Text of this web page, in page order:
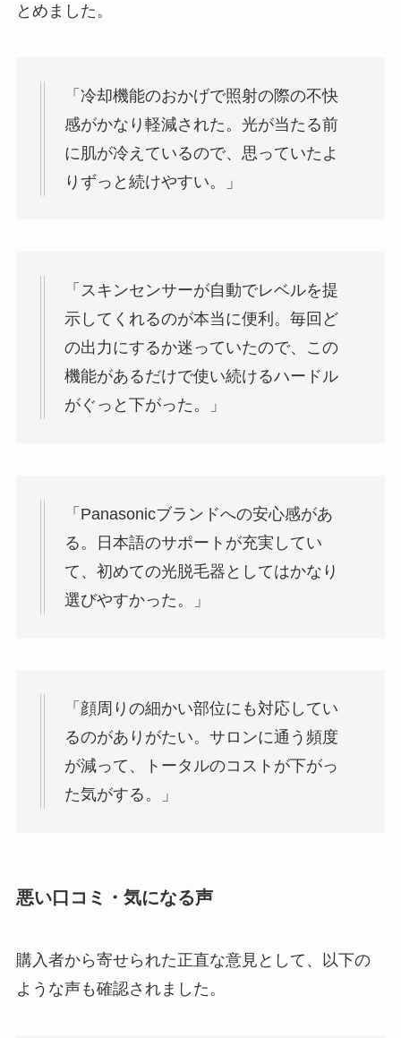
とめました。
「冷却機能のおかげで照射の際の不快
感がかなり軽減された。光が当たる前
に肌が冷えているので、思っていたよ
りずっと続けやすい。」
「スキンセンサーが自動でレベルを提
示してくれるのが本当に便利。毎回ど
の出力にするか迷っていたので、この
機能があるだけで使い続けるハードル
がぐっと下がった。」
「Panasonicブランドへの安心感があ
る。日本語のサポートが充実してい
て、初めての光脱毛器としてはかなり
選びやすかった。」
「顔周りの細かい部位にも対応してい
るのがありがたい。サロンに通う頻度
が減って、トータルのコストが下がっ
た気がする。」
悪い口コミ・気になる声
購入者から寄せられた正直な意見として、以下の
ような声も確認されました。